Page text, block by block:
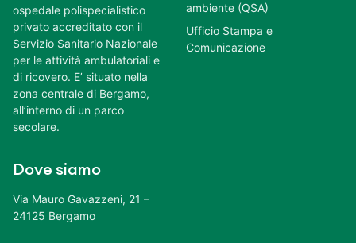
ospedale polispecialistico
privato accreditato con il
Servizio Sanitario Nazionale
per le attività ambulatoriali e
di ricovero. E’ situato nella
zona centrale di Bergamo,
all’interno di un parco
secolare.
Dove siamo
Via Mauro Gavazzeni, 21 –
24125 Bergamo
ambiente (QSA)
Ufficio Stampa e
Comunicazione